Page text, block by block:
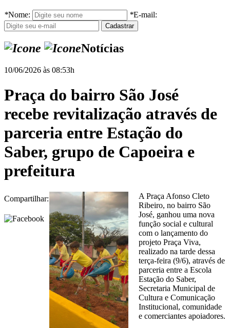
*Nome: *E-mail:
Notícias
10/06/2026 às 08:53h
Praça do bairro São José
recebe revitalização através de
parceria entre Estação do
Saber, grupo de Capoeira e
prefeitura
Compartilhar:
A Praça Afonso Cleto
Ribeiro, no bairro São
José, ganhou uma nova
função social e cultural
com o lançamento do
projeto Praça Viva,
realizado na tarde dessa
terça-feira (9/6), através de
parceria entre a Escola
Estação do Saber,
Secretaria Municipal de
Cultura e Comunicação
Institucional, comunidade
e comerciantes apoiadores.